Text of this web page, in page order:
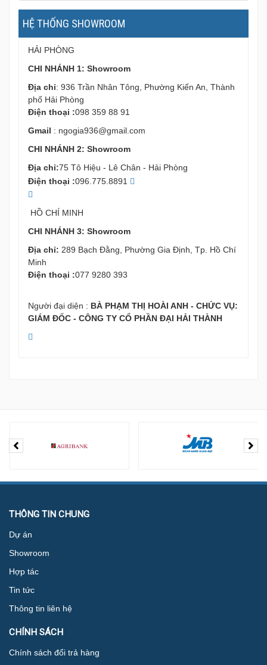
HỆ THỐNG SHOWROOM
HẢI PHÒNG
CHI NHÁNH 1: Showroom
Địa chỉ: 936 Trần Nhân Tông, Phường Kiến An, Thành
phố Hải Phòng
Điện thoại :098 359 88 91
Gmail : ngogia936@gmail.com
CHI NHÁNH 2: Showroom
Địa chỉ:75 Tô Hiệu - Lê Chân - Hải Phòng
Điện thoại :096.775.8891
HỒ CHÍ MINH
CHI NHÁNH 3: Showroom
Địa chỉ: 289 Bạch Đằng, Phường Gia Định, Tp. Hồ Chí
Minh
Điện thoại :077 9280 393
Người đại diện : BÀ PHẠM THỊ HOÀI ANH - CHỨC VỤ:
GIÁM ĐỐC - CÔNG TY CỔ PHẦN ĐẠI HẢI THÀNH
THÔNG TIN CHUNG
Dự án
Showroom
Hợp tác
Tin tức
Thông tin liên hệ
CHÍNH SÁCH
Chính sách đổi trả hàng